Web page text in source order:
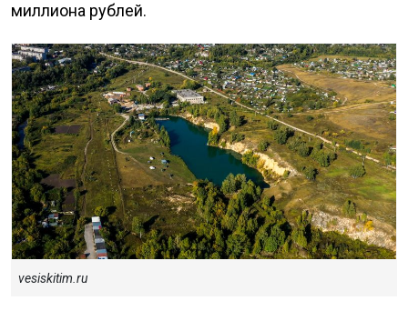
миллиона рублей.
vesiskitim.ru